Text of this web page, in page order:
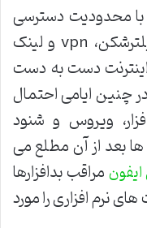
با محدودیت دسترسی
مواجه است به وفور فایل های فیلترشکن، vpn و لینک
اینترنت دست به دست
چنین ایامی احتمال
ویروس و شنود
بعد از آن مطلع می
مراقب بدافزارها
نرم افزاری را مورد